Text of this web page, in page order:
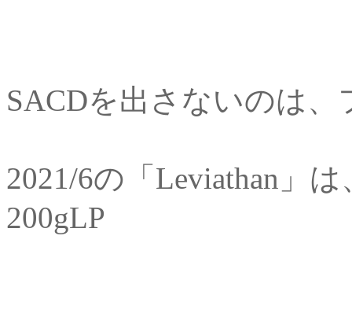
SACDを出さないのは
2021/6の「Leviathan」
200gLP